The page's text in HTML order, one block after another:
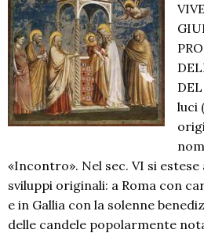
luci
«Incontro». Nel sec. VI si estese
sviluppi originali: a Roma con
e in Gallia con la solenne
delle candele popolarmente